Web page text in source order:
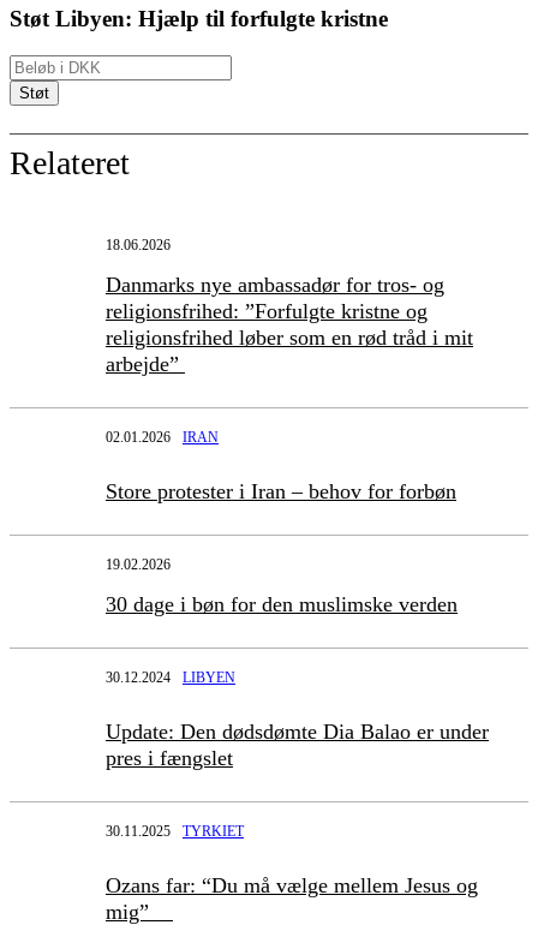
Støt Libyen: Hjælp til forfulgte kristne
Relateret
18.06.2026
Danmarks nye ambassadør for tros- og
religionsfrihed: ”Forfulgte kristne og
religionsfrihed løber som en rød tråd i mit
arbejde”
02.01.2026 IRAN
Store protester i Iran – behov for forbøn
19.02.2026
30 dage i bøn for den muslimske verden
30.12.2024 LIBYEN
Update: Den dødsdømte Dia Balao er under
pres i fængslet
30.11.2025 TYRKIET
Ozans far: “Du må vælge mellem Jesus og
mig”